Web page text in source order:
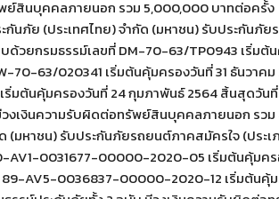
ย์สินบุคคลภายนอก รวม 5,000,000 บาทต่อครั้ง
นภัย (ประเทศไทย) จำกัด (มหาชน) รับประกันภัย
บด้วยกรมธรรม์เลขที่ DM-70-63/TP0943 เริ่มต้
70-63/020341 เริ่มต้นคุ้มครองวันที่ 31 ธันวาค
ริ่มต้นคุ้มครองวันที่ 24 กุมภาพันธ์ 2564 สิ้นสุดวัน
งเงินความรับผิดต่อทรัพย์สินบุคคลภายนอก รว
(มหาชน) รับประกันภัยรถยนต์ภาคสมัครใจ (ประเ
AV1-0031677-00000-2020-05 เริ่มต้นคุ้มคร
89-AV5-0036837-00000-2020-12 เริ่มต้นคุ้